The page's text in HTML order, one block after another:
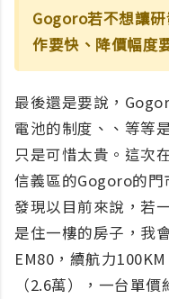
Gogoro若不想讓
作要快、降價幅度
最後還是要說，
電池的制度、、等等
只是可惜太貴。這次
信義區的Gogoro的門
發現以目前來說，若
是住一樓的房子，我
EM80，續航力
（2.6萬），一台單